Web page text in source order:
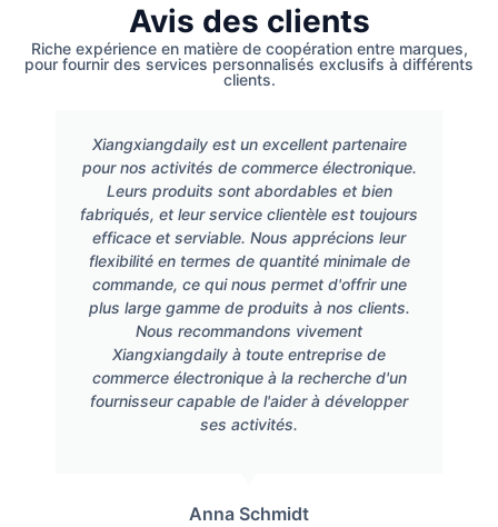
Avis des clients
Riche expérience en matière de coopération entre marques,
pour fournir des services personnalisés exclusifs à différents
clients.
Xiangxiangdaily est un excellent partenaire
pour nos activités de commerce électronique.
Leurs produits sont abordables et bien
fabriqués, et leur service clientèle est toujours
efficace et serviable. Nous apprécions leur
flexibilité en termes de quantité minimale de
commande, ce qui nous permet d'offrir une
plus large gamme de produits à nos clients.
Nous recommandons vivement
Xiangxiangdaily à toute entreprise de
commerce électronique à la recherche d'un
fournisseur capable de l'aider à développer
ses activités.
Anna Schmidt